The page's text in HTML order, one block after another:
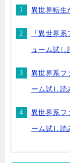
異世界転生
「異世界
ューム試
異世界系フ
ーム試し
異世界系フ
ーム試し